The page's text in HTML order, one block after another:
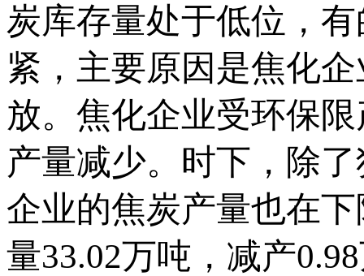
炭库存量处于低位，
紧，主要原因是焦化
放。焦化企业受环保
产量减少。时下，除
企业的焦炭产量也在
量33.02万吨，减产